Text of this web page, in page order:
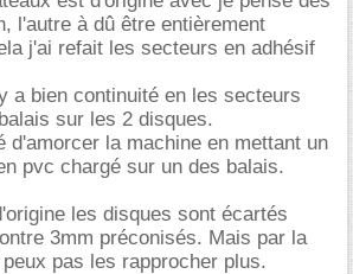
l'autre à dû être entièrement
j'ai refait les secteurs en adhésif
a bien continuité en les secteurs
sur les 2 disques.
d'amorcer la machine en mettant un
pvc chargé sur un des balais.
les disques sont écartés
3mm préconisés. Mais par la
pas les rapprocher plus.